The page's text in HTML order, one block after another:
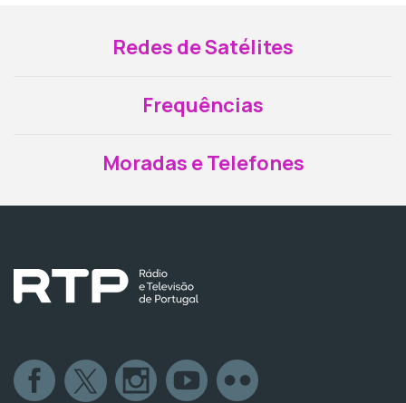
Redes de Satélites
Frequências
Moradas e Telefones